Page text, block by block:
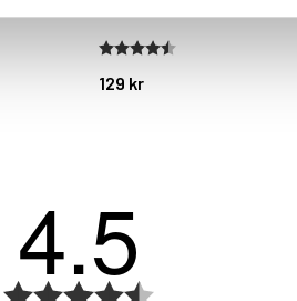
129 kr
Betyg:
4.6 utav 5 stjärnor
4.5